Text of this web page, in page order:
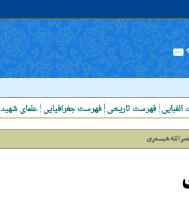
علمای شهید فهرست جغرافیایی فهرست تاریخی
الله شبستری